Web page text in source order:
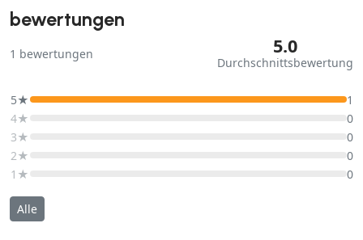
bewertungen
1 bewertungen 5.0
Durchschnittsbewertung
5★
1
4★
0
3★
0
2★
0
1★
0
Alle